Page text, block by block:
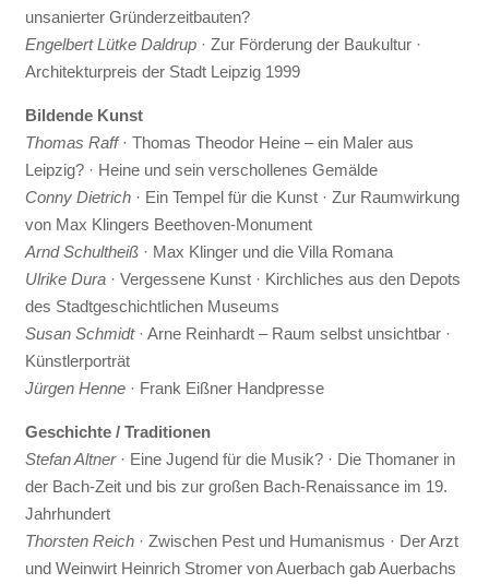
unsanierter Gründerzeitbauten?
Engelbert Lütke Daldrup· Zur Förderung der Baukultur ·
Architekturpreis der Stadt Leipzig 1999
Bildende Kunst
Thomas Raff· Thomas Theodor Heine – ein Maler aus
Leipzig? · Heine und sein verschollenes Gemälde
Conny Dietrich· Ein Tempel für die Kunst · Zur Raumwirkung
von Max Klingers Beethoven-Monument
Arnd Schultheiß· Max Klinger und die Villa Romana
Ulrike Dura· Vergessene Kunst · Kirchliches aus den Depots
des Stadtgeschichtlichen Museums
Susan Schmidt· Arne Reinhardt – Raum selbst unsichtbar ·
Künstlerporträt
Jürgen Henne· Frank Eißner Handpresse
Geschichte / Traditionen
Stefan Altner· Eine Jugend für die Musik? · Die Thomaner in
der Bach-Zeit und bis zur großen Bach-Renaissance im 19.
Jahrhundert
Thorsten Reich· Zwischen Pest und Humanismus · Der Arzt
und Weinwirt Heinrich Stromer von Auerbach gab Auerbachs